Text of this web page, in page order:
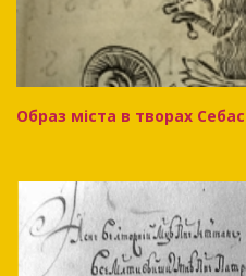
Образ міста в творах